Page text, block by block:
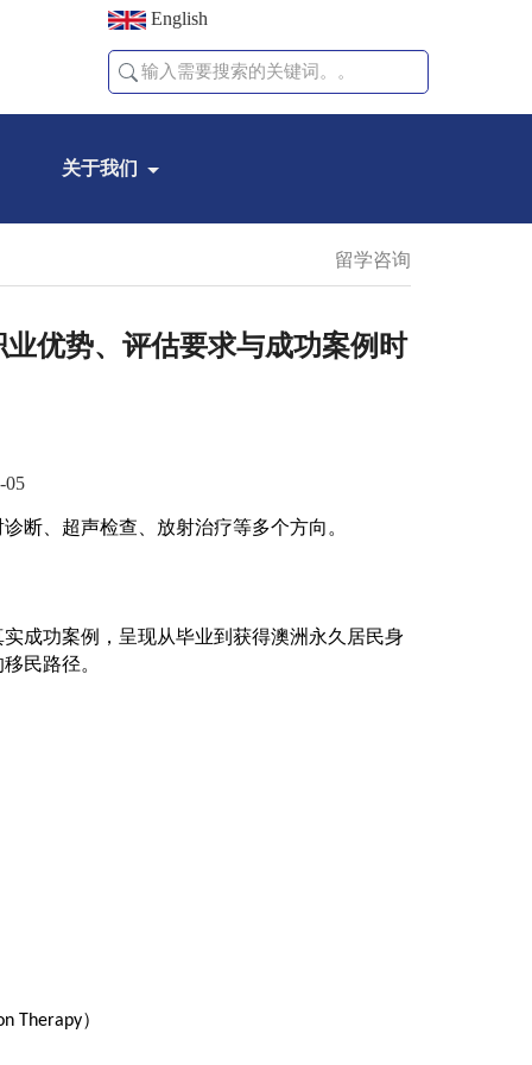
English
关于我们
留学咨询
优势、评估要求与成功案例时
05
断、超声检查、放射治疗等多个方向。
成功案例，呈现从毕业到获得澳洲永久居民身
民路径。
Therapy）